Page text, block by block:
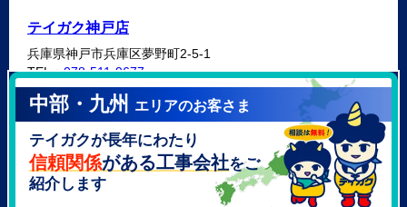
テイガク神戸店
兵庫県神戸市兵庫区夢野町2-5-1
TEL：078-511-9677
テイガク泉北・泉南店
大阪府泉北郡忠岡町高月南3-14
TEL：072-521-2637
中部・九州 エリアのお客さま
テイガクが長年にわたり
信頼関係がある工事会社をご
紹介します